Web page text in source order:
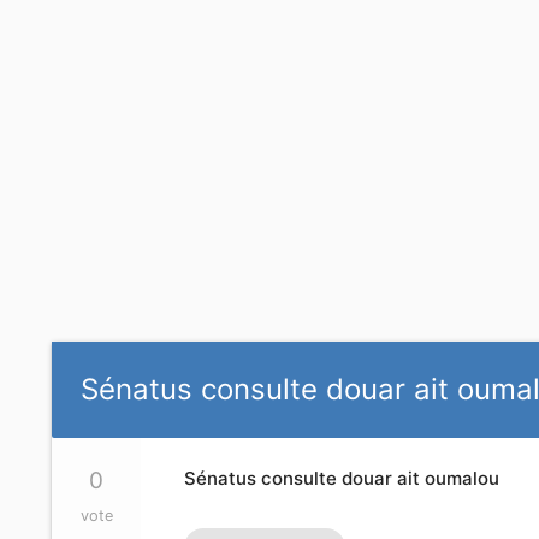
Sénatus consulte douar ait
0
vote
Sénatus consulte douar ait oumalou